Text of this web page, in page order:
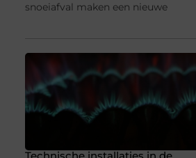
snoeiafval maken een nieuwe